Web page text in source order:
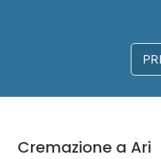
Cremazione a Ari